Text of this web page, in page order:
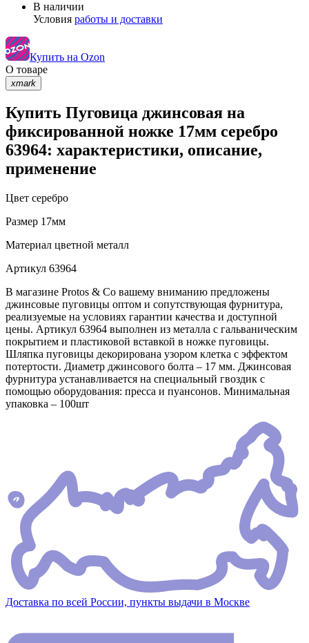
В наличии
Условия работы и доставки
Купить на Ozon
О товаре
xmark
Купить Пуговица джинсовая на
фиксированной ножке 17мм серебро
63964: характеристики, описание,
применение
Цвет серебро
Размер 17мм
Материал цветной металл
Артикул 63964
В магазине Protos & Co вашему вниманию предложены
джинсовые пуговицы оптом и сопутствующая фурнитура,
реализуемые на условиях гарантии качества и доступной
цены. Артикул 63964 выполнен из металла с гальваническим
покрытием и пластиковой вставкой в ножке пуговицы.
Шляпка пуговицы декорирована узором клетка с эффектом
потертости. Диаметр джинсового болта – 17 мм. Джинсовая
фурнитура устанавливается на специальный гвоздик с
помощью оборудования: пресса и пуансонов. Минимальная
упаковка – 100шт
Доставка по всей России, пункты выдачи в Москве